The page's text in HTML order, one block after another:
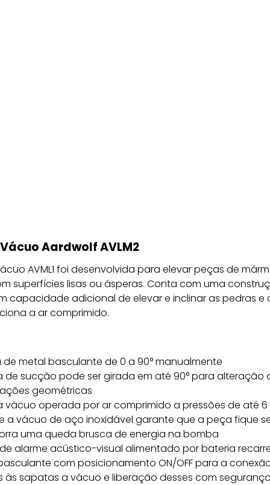
Aardwolf AVLM2
AVML1 foi desenvolvida para elevar peças de
superfícies lisas ou ásperas. Conta com uma
capacidade adicional de elevar e inclinar as pedras e
a ar comprimido.
de metal basculante de 0 a 90° manualmente
de sucção pode ser girada em até 90° para alteração
geométricas
vácuo operada por ar comprimido a pressões de até 6
a vácuo de aço inoxidável garante que a peça fique
uma queda brusca de energia na bomba
alarme acústico-visual alimentado por bateria
com posicionamento ON/OFF para a
às sapatas a vácuo e liberação desses com